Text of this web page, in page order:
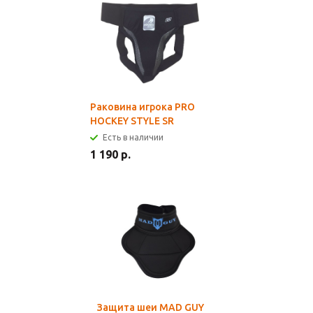
Раковина игрока PRO
HOCKEY STYLE SR
Есть в наличии
1 190 р.
Защита шеи MAD GUY